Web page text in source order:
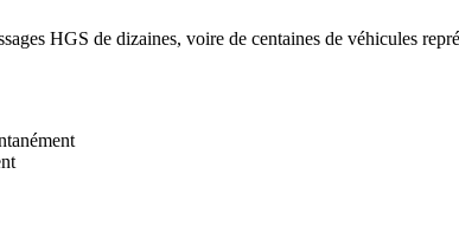
HGS de dizaines, voire de centaines de véhicules